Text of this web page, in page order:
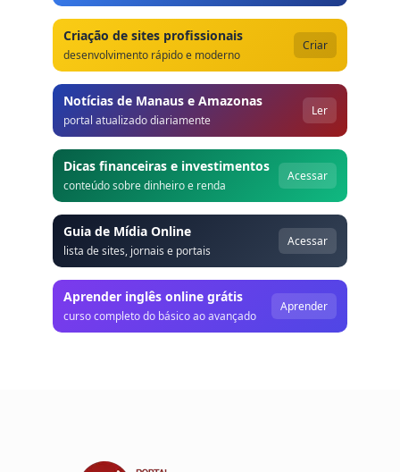
Criação de sites profissionais
desenvolvimento rápido e moderno
Criar
Notícias de Manaus e Amazonas
portal atualizado diariamente
Ler
Dicas financeiras e investimentos
conteúdo sobre dinheiro e renda
Acessar
Guia de Mídia Online
lista de sites, jornais e portais
Acessar
Aprender inglês online grátis
curso completo do básico ao avançado
Aprender